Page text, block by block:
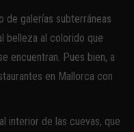
de galerías subterráneas
belleza al colorido que
encuentran. Pues bien, a
en Mallorca con
interior de las cuevas, que